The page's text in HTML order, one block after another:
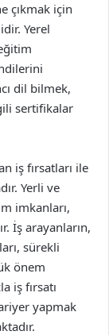
çıkmak için
Yerel
dil bilmek,
sertifikalar
iş fırsatları ile
Yerli ve
imkanları,
İş arayanların,
sürekli
önem
iş fırsatı
yapmak